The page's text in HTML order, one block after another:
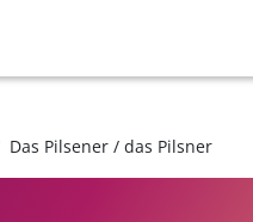
Das Pilsener / das Pilsner